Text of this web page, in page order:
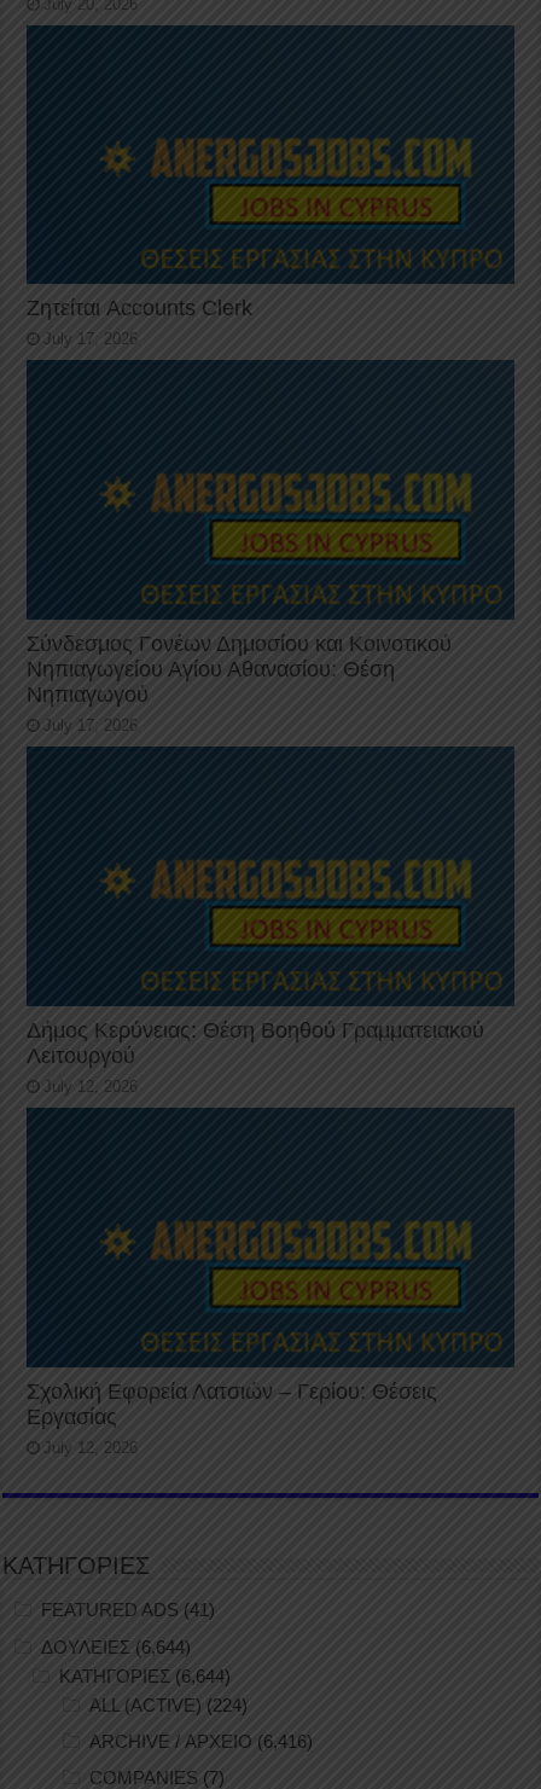
July 20, 2026
Ζητείται Accounts Clerk
July 17, 2026
Σύνδεσμος Γονέων Δημοσίου και Κοινοτικού
Νηπιαγωγείου Αγίου Αθανασίου: Θέση
Νηπιαγωγού
July 17, 2026
Δήμος Κερύνειας: Θέση Βοηθού Γραμματειακού
Λειτουργού
July 12, 2026
Σχολική Εφορεία Λατσιών – Γερίου: Θέσεις
Εργασίας
July 12, 2026
ΚΑΤΗΓΟΡΙΕΣ
FEATURED ADS (41)
ΔΟΥΛΕΙΕΣ (6,644)
ΚΑΤΗΓΟΡΙΕΣ (6,644)
ALL (ACTIVE) (224)
ARCHIVE / ΑΡΧΕΙΟ (6,416)
COMPANIES (7)